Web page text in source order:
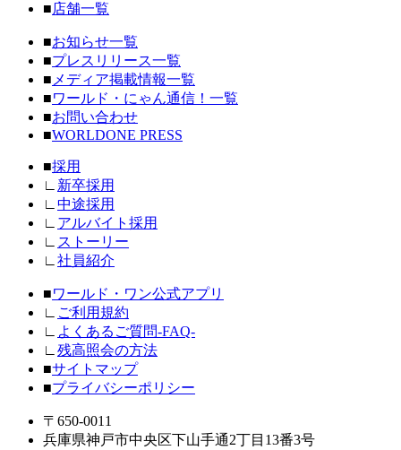
■店舗一覧
■お知らせ一覧
■プレスリリース一覧
■ メディア掲載情報一覧
■ワールド・にゃん通信！一覧
■お問い合わせ
■WORLDONE PRESS
■採用
∟ 新卒採用
∟ 中途採用
∟ アルバイト採用
∟
ストーリー
∟ 社員紹介
■ワールド・ワン公式アプリ
∟
ご利用規約
∟
よくあるご質問-FAQ-
∟ 残高照会の方法
■サイトマップ
■プライバシーポリシー
〒650-0011
兵庫県神戸市中央区下山手通2丁目13番3号